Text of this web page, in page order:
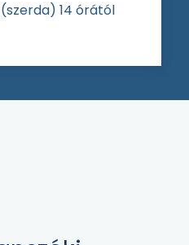
14 órától